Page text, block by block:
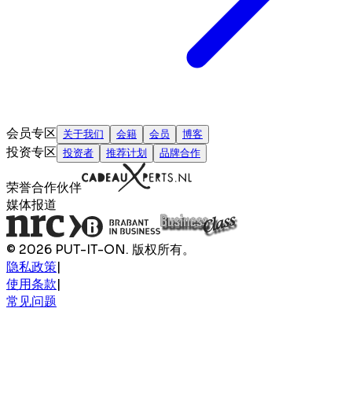
会员专区 关于我们 会籍 会员 博客
投资专区 投资者 推荐计划 品牌合作
荣誉合作伙伴
媒体报道
© 2026 PUT-IT-ON. 版权所有。
隐私政策|
使用条款|
常见问题